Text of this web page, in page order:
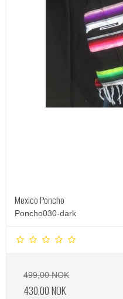
Mexico Poncho
Poncho030-dark
499,00 NOK
430,00 NOK